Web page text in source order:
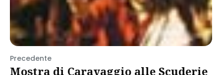
Precedente
Mostra di Caravaggio alle Scuderie